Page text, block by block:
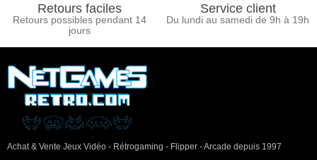
Retours faciles
Retours possibles pendant 14
jours
Service client
Du lundi au samedi de 9h à 19h
Achat & Vente Jeux Vidéo - Rétrogaming - Flipper - Arcade depuis 1997